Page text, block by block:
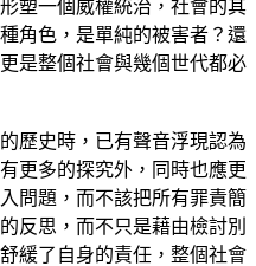
塑一個威權統治，社會的其
角色，是單純的被害者？還
是整個社會與幾個世代都必
歷史時，已有聲音浮現認為
更多的探究外，同時也應更
問題，而不該把所有罪責簡
反思，而不只是藉由檢討別
緩了自身的責任，整個社會